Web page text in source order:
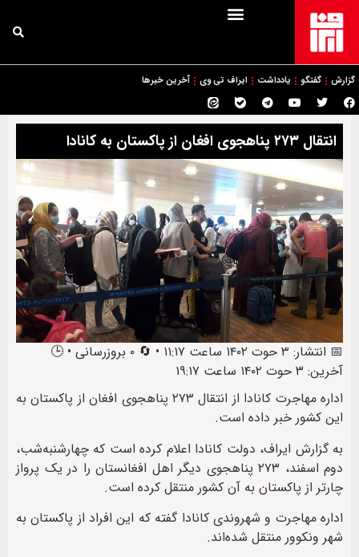
گزارش گفتگو یادداشت ایراف تی وی آخرین خبرها
انتقال ۲۷۳ پناهجوی افغان از پاکستان به کانادا
📅 انتشار: ۳ حوت ۱۴۰۲ ساعت ۱۱:۱۷ • 🔄 ۰ بروزرسانی • 🕒
آخرین: ۳ حوت ۱۴۰۲ ساعت ۱۹:۱۷
اداره مهاجرت کانادا از انتقال ۲۷۳ پناهجوی افغان از پاکستان به
این کشور خبر داده است.
به گزارش ایراف، دولت کانادا اعلام کرده است که چهارشنبه‌شب،
دوم اسفند، ۲۷۳ پناهجوی دیگر اهل افغانستان را در یک پرواز
چارتر از پاکستان به آن کشور منتقل کرده است.
اداره‌ مهاجرت و شهروندی کانادا گفته که این افراد از پاکستان به
شهر ونکوور منتقل شده‌اند.